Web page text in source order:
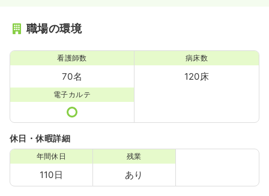
職場の環境
看護師数
70名
病床数
120床
電子カルテ
休日・休暇詳細
年間休日
110日
残業
あり